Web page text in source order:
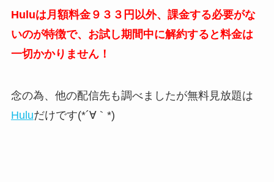
Huluは月額料金９３３円以外、課金する必要がな
いのが特徴で、お試し期間中に解約すると料金は
一切かかりません！
念の為、他の配信先も調べましたが無料見放題は
Huluだけです(*´∀｀*)